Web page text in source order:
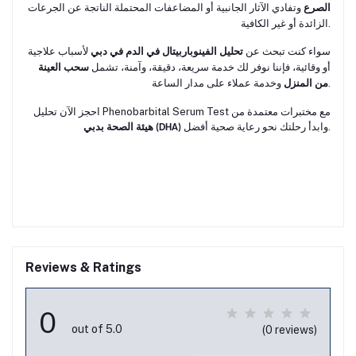
الصرع وتفادي الآثار الجانبية أو المضاعفات المحتملة الناتجة عن الجرعات
الزائدة أو غير الكافية.
سواء كنت تبحث عن تحليل الفينوباربيتال في الدم في دبي لأسباب علاجية
أو وقائية، فإننا نوفر لك خدمة سريعة، دقيقة، وآمنة، تشمل سحب العينة
من المنزلوخدمة عملاء على مدار الساعة.
احجز الآن تحليل Phenobarbital Serum Test مع مختبرات معتمدة من
هيئة الصحة بدبي (DHA) وابدأ رحلتك نحو رعاية صحية أفضل.
Reviews & Ratings
0 out of 5.0 (0 reviews)